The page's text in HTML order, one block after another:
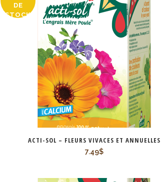
DE
STOCK
ACTI-SOL – FLEURS VIVACES ET ANNUELLES
7.49$